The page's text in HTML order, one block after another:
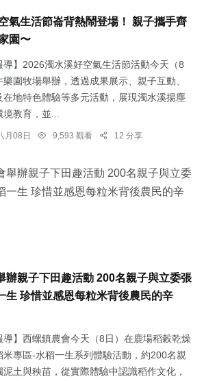
氣生活節崙背熱鬧登場！ 親子攜手齊
園〜
導】2026濁水溪好空氣生活節活動今天（8
園牧場舉辦，透過成果展示、親子互動、
地特色體驗等多元活動，展現濁水溪揚塵
教育，並...
月08日 9,593 觀看 12 分享
辦親子下田趣活動 200名親子與立委張
生 珍惜並感恩每粒米背後農民的辛
導】西螺鎮農會今天（8日）在鹿場稻榖乾燥
專區-水稻一生系列體驗活動，約200名親
土與秧苗，從實際體驗中認識稻作文化，